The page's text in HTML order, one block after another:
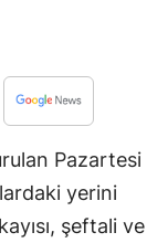
Çankırı
Denizli
Diyarbakır
Pazartesi
yerini
şeftali ve